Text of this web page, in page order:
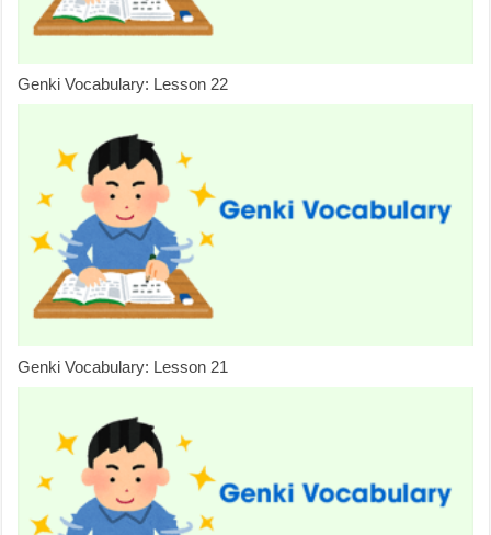
Genki Vocabulary: Lesson 22
Genki Vocabulary: Lesson 21